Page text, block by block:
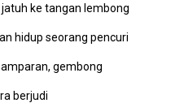
ke tangan lembong
hidup seorang pencuri
gembong
berjudi